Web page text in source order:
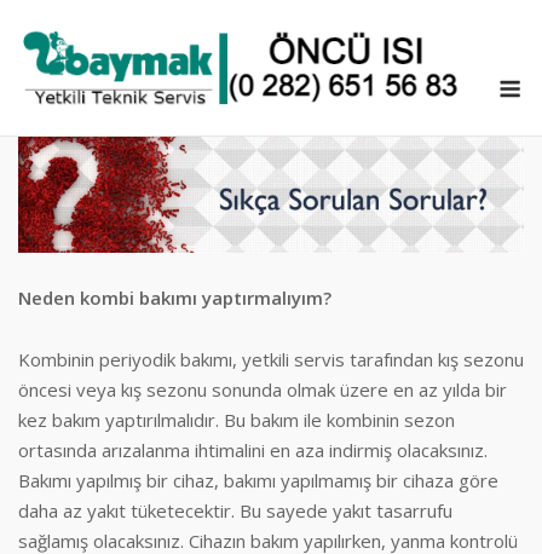
content
Neden kombi bakımı yaptırmalıyım?
Kombinin periyodik bakımı, yetkili servis tarafından kış sezonu
öncesi veya kış sezonu sonunda olmak üzere en az yılda bir
kez bakım yaptırılmalıdır. Bu bakım ile kombinin sezon
ortasında arızalanma ihtimalini en aza indirmiş olacaksınız.
Bakımı yapılmış bir cihaz, bakımı yapılmamış bir cihaza göre
daha az yakıt tüketecektir. Bu sayede yakıt tasarrufu
sağlamış olacaksınız. Cihazın bakım yapılırken, yanma kontrolü